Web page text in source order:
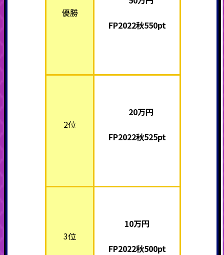
優勝
FP2022秋550pt
2位
20万円
FP2022秋525pt
3位
10万円
FP2022秋500pt